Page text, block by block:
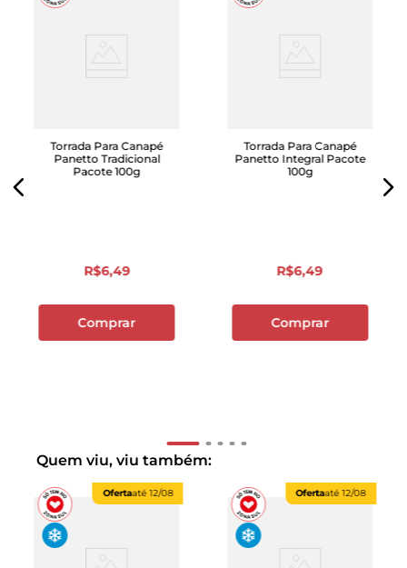
Torrada Para Canapé
Panetto Tradicional
Pacote 100g
R$6,49
Comprar
Torrada Para Canapé
Panetto Integral Pacote
100g
R$6,49
Comprar
Quem viu, viu também:
Ofertaaté12/08 Ofertaaté12/08